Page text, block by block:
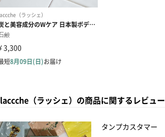
laccche（ラッシェ）の商品に関するレビュー
タンプカスタマー